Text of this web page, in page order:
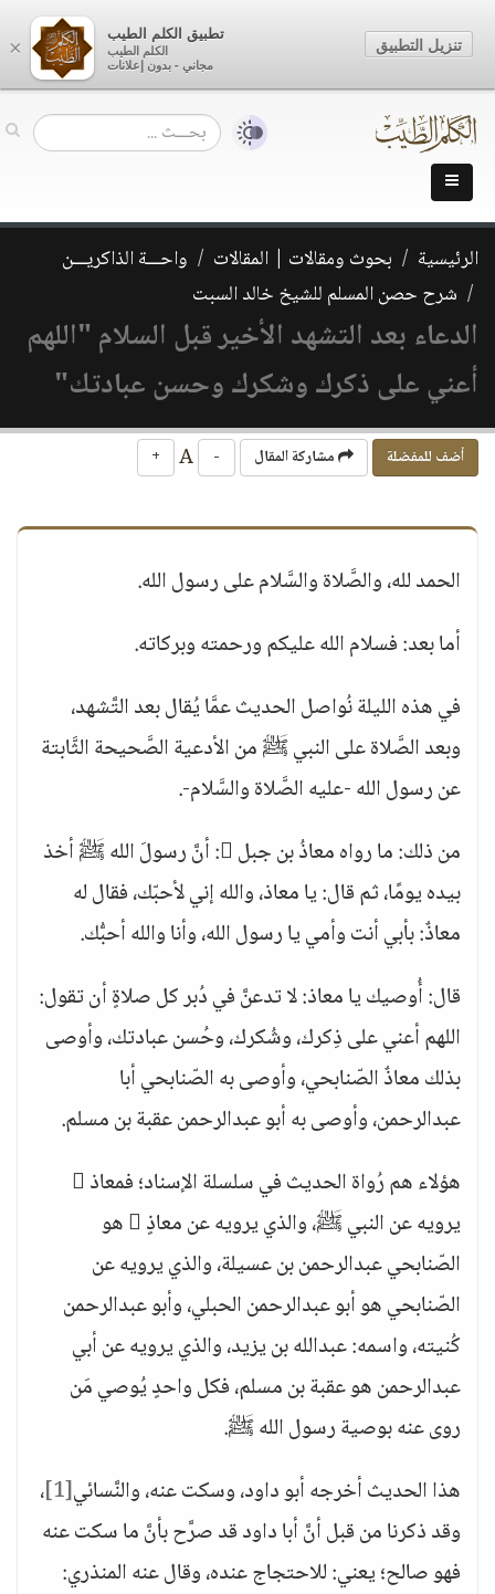
الرئيسية بحوث ومقالات | المقالات
واحـــة الذاكريـــن
شرح حصن المسلم للشيخ خالد السبت
الدعاء بعد التشهد الأخير قبل السلام "اللهم
أعني على ذكرك وشكرك وحسن عبادتك"
أضف للمفضلة مشاركة المقال -
+
الحمد لله، والصَّلاة والسَّلام على رسول الله.
أما بعد: فسلام الله عليكم ورحمته وبركاته.
في هذه الليلة نُواصل الحديث عمَّا يُقال بعد التَّشهد،
وبعد الصَّلاة على النبي ﷺ من الأدعية الصَّحيحة الثَّابتة
عن رسول الله -عليه الصَّلاة والسَّلام-.
من ذلك: ما رواه معاذُ بن جبل : أنَّ رسولَ الله ﷺ أخذ
بيده يومًا، ثم قال: يا معاذ، والله إني لأحبّك، فقال له
معاذٌ: بأبي أنت وأمي يا رسول الله، وأنا والله أحبُّك.
قال: أُوصيك يا معاذ: لا تدعنَّ في دُبر كل صلاةٍ أن تقول:
اللهم أعني على ذِكرك، وشُكرك، وحُسن عبادتك، وأوصى
بذلك معاذٌ الصّنابحي، وأوصى به الصّنابحي أبا
عبدالرحمن، وأوصى به أبو عبدالرحمن عقبة بن مسلم.
هؤلاء هم رُواة الحديث في سلسلة الإسناد؛ فمعاذ 
يرويه عن النبي ﷺ، والذي يرويه عن معاذٍ  هو
الصّنابحي عبدالرحمن بن عسيلة، والذي يرويه عن
الصّنابحي هو أبو عبدالرحمن الحبلي، وأبو عبدالرحمن
كُنيته، واسمه: عبدالله بن يزيد، والذي يرويه عن أبي
عبدالرحمن هو عقبة بن مسلم، فكل واحدٍ يُوصي مَن
روى عنه بوصية رسول الله ﷺ.
هذا الحديث أخرجه أبو داود، وسكت عنه، والنَّسائي[1] ،
وقد ذكرنا من قبل أنَّ أبا داود قد صرَّح بأنَّ ما سكت عنه
فهو صالح؛ يعني: للاحتجاج عنده، وقال عنه المنذري:
×
تطبيق الكلم الطيب
الكلم الطيب
مجاني - بدون إعلانات
تنزيل التطبيق